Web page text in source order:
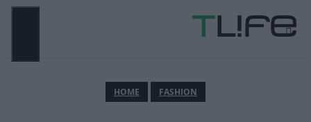
Μετάβαση
ΗΟΜΕ FASHION